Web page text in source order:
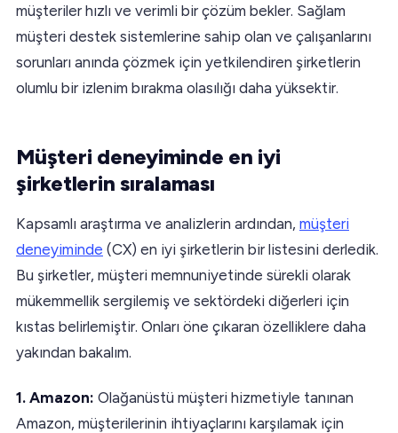
müşteriler hızlı ve verimli bir çözüm bekler. Sağlam
müşteri destek sistemlerine sahip olan ve çalışanlarını
sorunları anında çözmek için yetkilendiren şirketlerin
olumlu bir izlenim bırakma olasılığı daha yüksektir.
Müşteri deneyiminde en iyi
şirketlerin sıralaması
Kapsamlı araştırma ve analizlerin ardından, müşteri
deneyiminde (CX) en iyi şirketlerin bir listesini derledik.
Bu şirketler, müşteri memnuniyetinde sürekli olarak
mükemmellik sergilemiş ve sektördeki diğerleri için
kıstas belirlemiştir. Onları öne çıkaran özelliklere daha
yakından bakalım.
1. Amazon: Olağanüstü müşteri hizmetiyle tanınan
Amazon, müşterilerinin ihtiyaçlarını karşılamak için